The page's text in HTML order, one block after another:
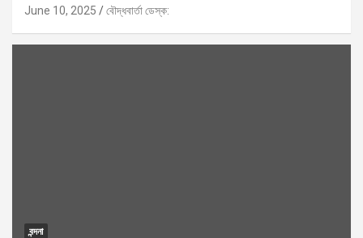
June 10, 2025 বৌদ্ধবার্তা ডেস্ক:
বন্দনা